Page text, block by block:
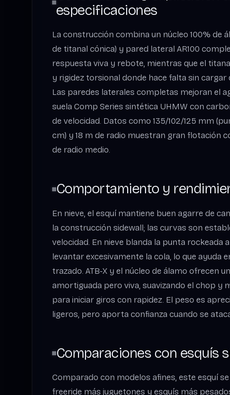
especificaciones
La construcción combina un núcleo 100% de
de titanal cónica) y pared lateral AR100
respuesta viva y rebote, mientras que el
y rigidez torsional donde hace falta sin cargar
Las paredes laterales completas mejoran el
suela Comp Series sintética UHMW con
de velocidad. Datos como 135/102/125 mm
cm) y 18 m de radio muestran gran flotación
de radio medio.
Comportamiento y
En nieve, el esquí mantiene buen agarre de
la construcción sidewall; las curvas son
velocidad. En nieve blanda la punta rockeada
levantar excesivamente la cola, lo que ayuda
trazado. ATB‑X y el núcleo de álamo ofrecen
amortiguada pero viva, suavizando el chop y
para iniciar giros con rapidez. El peso es
ligeros, pero aporta confianza cuando se
Comparaciones con esquís
Comparado con modelos afines, este esquí
freeride más juguetones y esquís más